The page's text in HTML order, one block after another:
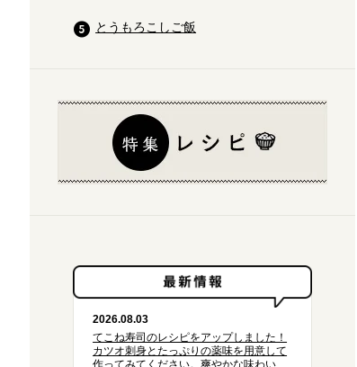
とうもろこしご飯
2026.08.03
てこね寿司のレシピをアップしました！
カツオ刺身とたっぷりの薬味を用意して
作ってみてください。爽やかな味わい